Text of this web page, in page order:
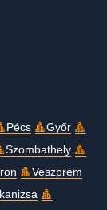
Pécs
Győr
Szombathely
Veszprém